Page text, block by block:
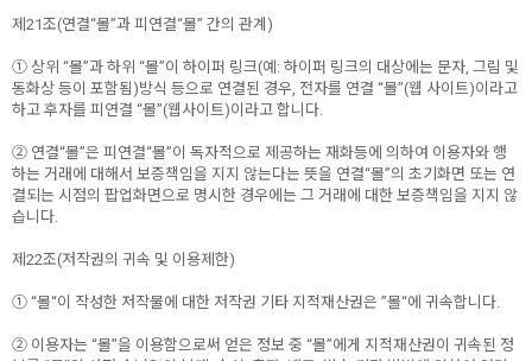
제21조(연결“몰”과 피연결“몰” 간의 관계)
① 상위 “몰”과 하위 “몰”이 하이퍼 링크(예: 하이퍼 링크의 대상에는 문자, 그림 및
동화상 등이 포함됨)방식 등으로 연결된 경우, 전자를 연결 “몰”(웹 사이트)이라고
하고 후자를 피연결 “몰”(웹사이트)이라고 합니다.
② 연결“몰”은 피연결“몰”이 독자적으로 제공하는 재화등에 의하여 이용자와 행
하는 거래에 대해서 보증책임을 지지 않는다는 뜻을 연결“몰”의 초기화면 또는 연
결되는 시점의 팝업화면으로 명시한 경우에는 그 거래에 대한 보증책임을 지지 않
습니다.
제22조(저작권의 귀속 및 이용제한)
① “몰“이 작성한 저작물에 대한 저작권 기타 지적재산권은 ”몰“에 귀속합니다.
② 이용자는 “몰”을 이용함으로써 얻은 정보 중 “몰”에게 지적재산권이 귀속된 정